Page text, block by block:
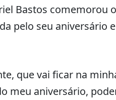
Bastos comemorou
pelo seu aniversário
que vai ficar na
meu aniversário,